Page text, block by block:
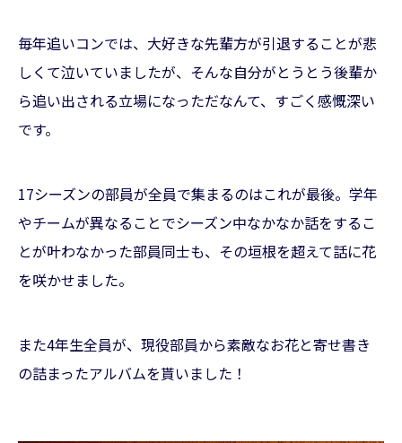
毎年追いコンでは、大好きな先輩方が引退することが悲
しくて泣いていましたが、そんな自分がとうとう後輩か
ら追い出される立場になっただなんて、すごく感慨深い
です。
17シーズンの部員が全員で集まるのはこれが最後。学年
やチームが異なることでシーズン中なかなか話をするこ
とが叶わなかった部員同士も、その垣根を超えて話に花
を咲かせました。
また4年生全員が、現役部員から素敵なお花と寄せ書き
の詰まったアルバムを貰いました！